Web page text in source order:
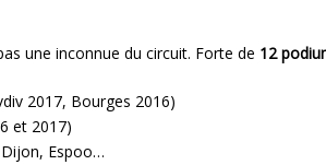
une inconnue du circuit. Forte de 12
2017, Bourges 2016)
et 2017)
Espoo…